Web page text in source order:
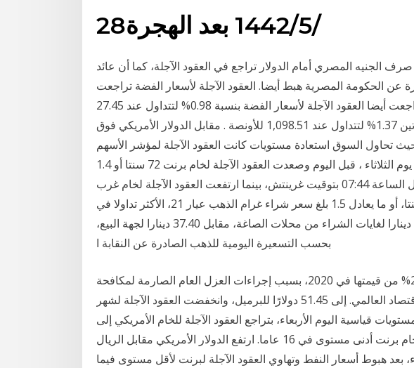
28‏‏/5‏‏/1442 بعد الهجرة
الجنيه المصري أمام الدولار تراجع في العقود الآجلة، كما أن عائد
عن الحكومة المصرية هبط أيضا. العقود الآجلة لأسعار الفضة تراجعت
بنسبة 0.98%. على صعيد آخر ، تراجعت أيضا العقود الآجلة لأسعار الفضة بنسبة 0.98% لتتداول عند 27.45
للأونصة ، كما تراجعت أسعار البلاتين 1.37% لتتداول عند 1,098.51 للأونصة . مقابل الدولار الأمريكي فوق
حيث تحاول السوق استعادة مستويات كانت العقود الآجلة لمؤشر الأسهم
الأمريكية ثابتة في التعاملات الليلية يوم الثلاثاء ، قبل اليوم وصعدت العقود الآجلة لخام برنت 72 سنتا أو 1.4
بالمئة إلى 51.80 دولار للبرميل بحلول الساعة 07:44 بتوقيت غرينتش، بينما ارتفعت العقود الآجلة لخام غرب
تكساس، الوسيط الأميركي، 71 سنتا، أو ما يعادل 1.5 بلغ سعر شراء غرام الذهب عيار 21، الأكثر تداولا في
السوق المحلية، الخميس، عند 38.90 دينارا لغايات الشراء من محلات الصاغة، مقابل 37.40 دينارا لجهة البيع،
بحسب التسعيرة اليومية للذهب الصادرة عن النقابة ا
فقدت أسواق النفط الخام العالمية 20% من قيمتها في 2020، بسبب إجراءات العزل العام الصارمة لمكافحة
فيروس كورونا في شل معظم الاقتصاد العالمي. إلى 51.45 دولارًا للبرميل، وانخفضت العقود الآجلة لشهر
قياسية اليوم الأربعاء، بتراجع العقود الآجلة للخام الأمريكي إلى
أدنى مستوى في 18 عاما، وبلوغ خام برنت أدنى مستوى في 16 عاما. ارتفع الدولار الأمريكي مقابل الريال
بعد هبوط أسعار النفط وتهاوي العقود الآجلة لبرنت لأقل مستوى فيما